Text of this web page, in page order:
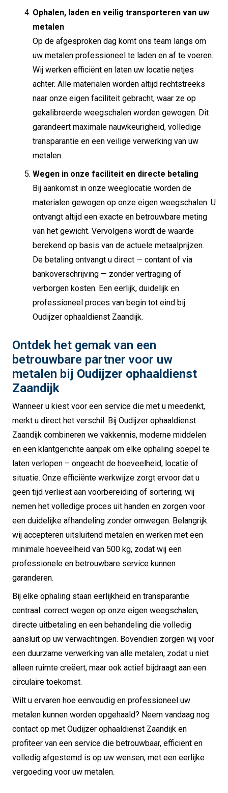
Ophalen, laden en veilig transporteren van uw
metalen
Op de afgesproken dag komt ons team langs om
uw metalen professioneel te laden en af te voeren.
Wij werken efficiënt en laten uw locatie netjes
achter. Alle materialen worden altijd rechtstreeks
naar onze eigen faciliteit gebracht, waar ze op
gekalibreerde weegschalen worden gewogen. Dit
garandeert maximale nauwkeurigheid, volledige
transparantie en een veilige verwerking van uw
metalen.
Wegen in onze faciliteit en directe betaling
Bij aankomst in onze weeglocatie worden de
materialen gewogen op onze eigen weegschalen. U
ontvangt altijd een exacte en betrouwbare meting
van het gewicht. Vervolgens wordt de waarde
berekend op basis van de actuele metaalprijzen.
De betaling ontvangt u direct — contant of via
bankoverschrijving — zonder vertraging of
verborgen kosten. Een eerlijk, duidelijk en
professioneel proces van begin tot eind bij
Oudijzer ophaaldienst Zaandijk.
Ontdek het gemak van een
betrouwbare partner voor uw
metalen bij Oudijzer ophaaldienst
Zaandijk
Wanneer u kiest voor een service die met u meedenkt,
merkt u direct het verschil. Bij Oudijzer ophaaldienst
Zaandijk combineren we vakkennis, moderne middelen
en een klantgerichte aanpak om elke ophaling soepel te
laten verlopen – ongeacht de hoeveelheid, locatie of
situatie. Onze efficiënte werkwijze zorgt ervoor dat u
geen tijd verliest aan voorbereiding of sortering; wij
nemen het volledige proces uit handen en zorgen voor
een duidelijke afhandeling zonder omwegen. Belangrijk:
wij accepteren uitsluitend metalen en werken met een
minimale hoeveelheid van 500 kg, zodat wij een
professionele en betrouwbare service kunnen
garanderen.
Bij elke ophaling staan eerlijkheid en transparantie
centraal: correct wegen op onze eigen weegschalen,
directe uitbetaling en een behandeling die volledig
aansluit op uw verwachtingen. Bovendien zorgen wij voor
een duurzame verwerking van alle metalen, zodat u niet
alleen ruimte creëert, maar ook actief bijdraagt aan een
circulaire toekomst.
Wilt u ervaren hoe eenvoudig en professioneel uw
metalen kunnen worden opgehaald? Neem vandaag nog
contact op met Oudijzer ophaaldienst Zaandijk en
profiteer van een service die betrouwbaar, efficiënt en
volledig afgestemd is op uw wensen, met een eerlijke
vergoeding voor uw metalen.